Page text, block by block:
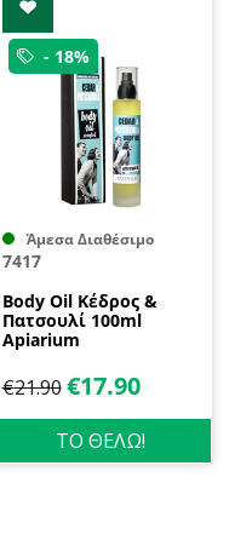
- 18%
Άμεσα Διαθέσιμο
7417
Body Oil Κέδρος &
Πατσουλί 100ml
Apiarium
€21.90 €17.90
ΤΟ ΘΕΛΩ!